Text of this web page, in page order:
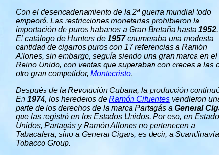
Con el desencadenamiento de la 2ª guerra mundial todo
empeoró. Las restricciones monetarias prohibieron la
importación de puros habanos a Gran Bretaña hasta 1952.
El catálogo de Hunters de 1957enumeraba una modesta
cantidad de cigarros puros con 17 referencias a Ramón
Allones, sin embargo, seguía siendo una gran marca en el
Reino Unido, con ventas que superaban con creces a las
otro gran competidor, Montecristo.
Después de la Revolución Cubana, la producción
En 1974, los herederos de Ramón Cifuentes vendieron
parte de los derechos de la marca Partagás a General
que las registró en los Estados Unidos. Por eso, en
Unidos, Partagás y Ramón Allones no pertenecen a
Tabacalera, sino a General Cigars, es decir, a
Tobacco Group.